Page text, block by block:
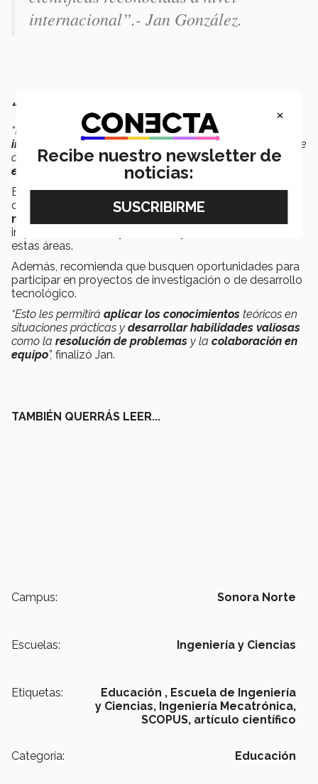
internacional”.- Jan González.
“Mantengan una mente abierta y curiosa”
“Mi consejo para las y los interesados en estudiar una
ingeniería en mecatrónicaes que mantengan una mente
abierta y curiosa, quebusquen siempre aprender y
experimentar
cosas nuevas”,sugiere Jan Amaury.
El estudiante agrega que la mecatrónica es una
disciplina que combina elementos de la
mecánica, electrónica y de control
importante estar
estas áreas.
Además, recomienda que busquen oportunidades para
participar en proyectos de investigación o de desarrollo
tecnológico.
“Esto les permitirá aplicar los conocimientos teóricos en
situaciones prácticas y desarrollar habilidades valiosas
como la resolución de problemas y la colaboración en
equipo”, finalizó Jan.
TAMBIÉN QUERRÁS LEER...
Campus: Sonora Norte
Escuelas: Ingeniería y Ciencias
Etiquetas: Educación , Escuela de Ingeniería
y Ciencias, Ingeniería Mecatrónica,
SCOPUS, artículo científico
Categoría: Educación
×
Recibe nuestro newsletter de
noticias: